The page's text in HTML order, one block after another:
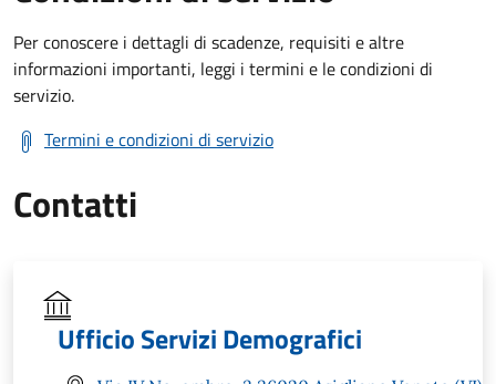
Per conoscere i dettagli di scadenze, requisiti e altre
informazioni importanti, leggi i termini e le condizioni di
servizio.
Termini e condizioni di servizio
Contatti
Ufficio Servizi Demografici